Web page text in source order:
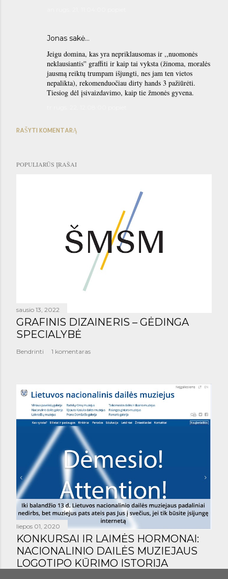
Jonas sakė…
Jeigu domina, kas yra nepriklausomas ir ,,nuomonės
neklausiantis'' graffiti ir kaip tai vyksta (žinoma, moralės
jausmą reiktų trumpam išjungti, nes jam ten vietos
nepalikta), rekomenduočiau dirty hands 3 pažiūrėti.
Tiesiog dėl įsivaizdavimo, kaip tie žmonės gyvena.
RAŠYTI KOMENTARĄ
POPULIARŪS ĮRAŠAI
sausio 13, 2022
GRAFINIS DIZAINERIS – GĖDINGA
SPECIALYBĖ
Bendrinti 1 komentaras
liepos 01, 2020
KONKURSAI IR LAIMĖS HORMONAI:
NACIONALINIO DAILĖS MUZIEJAUS
LOGOTIPO KŪRIMO ISTORIJA